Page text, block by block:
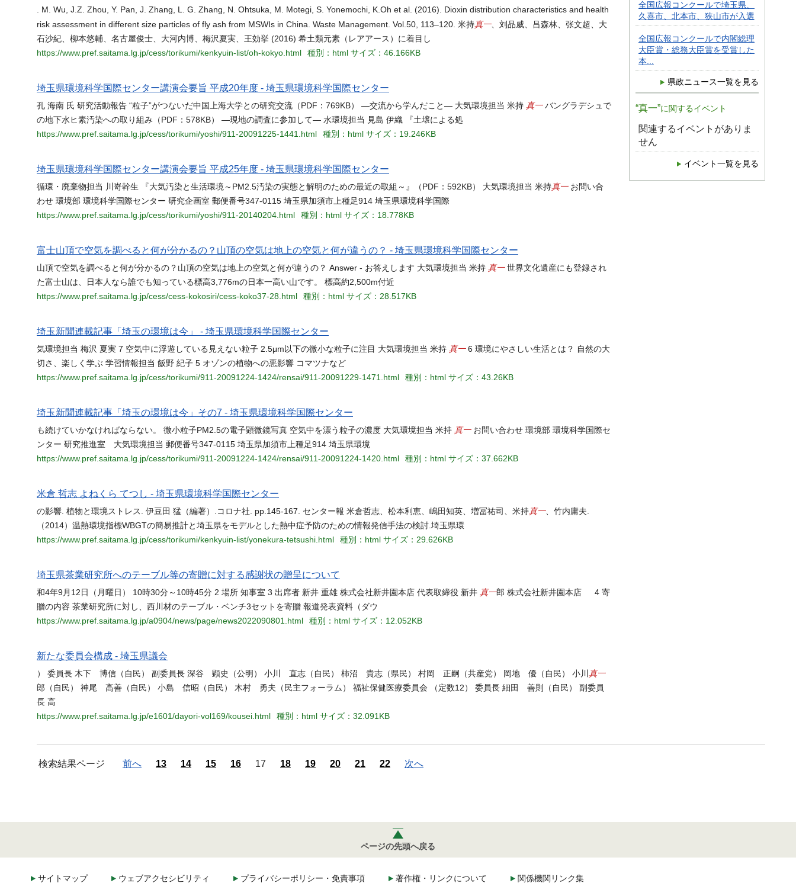
全国広報コンクールで埼玉県、
久喜市、北本市、狭山市が入選
全国広報コンクールで内閣総理
大臣賞・総務大臣賞を受賞した
本...
県政ニュース一覧を見る
“真一”に関するイベント
関連するイベントがありま
せん
イベント一覧を見る
. M. Wu, J.Z. Zhou, Y. Pan, J. Zhang, L. G. Zhang, N. Ohtsuka, M. Motegi, S. Yonemochi, K.Oh et al. (2016). Dioxin distribution characteristics and health
risk assessment in different size particles of fly ash from MSWIs in China. Waste Management. Vol.50, 113–120. 米持真一、刘品威、吕森林、张文超、大
石沙紀、柳本悠輔、名古屋俊士、大河内博、梅沢夏実、王効挙 (2016) 希土類元素（レアアース）に着目し
https://www.pref.saitama.lg.jp/cess/torikumi/kenkyuin-list/oh-kokyo.html
種別：html サイズ：46.166KB
埼玉県環境科学国際センター講演会要旨 平成20年度 - 埼玉県環境科学国際センター
孔 海南 氏 研究活動報告 “粒子”がつないだ中国上海大学との研究交流（PDF：769KB） ―交流から学んだこと― 大気環境担当 米持 真一バングラデシュで
の地下水ヒ素汚染への取り組み（PDF：578KB） ―現地の調査に参加して― 水環境担当 見島 伊織 『土壌による処
https://www.pref.saitama.lg.jp/cess/torikumi/yoshi/911-20091225-1441.html
種別：html サイズ：19.246KB
埼玉県環境科学国際センター講演会要旨 平成25年度 - 埼玉県環境科学国際センター
循環・廃棄物担当 川嵜幹生 『大気汚染と生活環境～PM2.5汚染の実態と解明のための最近の取組～』（PDF：592KB） 大気環境担当 米持真一お問い合
わせ 環境部 環境科学国際センター 研究企画室 郵便番号347-0115 埼玉県加須市上種足914 埼玉県環境科学国際
https://www.pref.saitama.lg.jp/cess/torikumi/yoshi/911-20140204.html
種別：html サイズ：18.778KB
富士山頂で空気を調べると何が分かるの？山頂の空気は地上の空気と何が違うの？ - 埼玉県環境科学国際センター
山頂で空気を調べると何が分かるの？山頂の空気は地上の空気と何が違うの？ Answer - お答えします 大気環境担当 米持 真一世界文化遺産にも登録され
た富士山は、日本人なら誰でも知っている標高3,776mの日本一高い山です。 標高約2,500m付近
https://www.pref.saitama.lg.jp/cess/cess-kokosiri/cess-koko37-28.html
種別：html サイズ：28.517KB
埼玉新聞連載記事「埼玉の環境は今」 - 埼玉県環境科学国際センター
気環境担当 梅沢 夏実 7 空気中に浮遊している見えない粒子 2.5μm以下の微小な粒子に注目 大気環境担当 米持 真一6 環境にやさしい生活とは？ 自然の大
切さ、楽しく学ぶ 学習情報担当 飯野 紀子 5 オゾンの植物への悪影響 コマツナなど
https://www.pref.saitama.lg.jp/cess/torikumi/911-20091224-1424/rensai/911-20091229-1471.html
種別：html サイズ：43.26KB
埼玉新聞連載記事「埼玉の環境は今」その7 - 埼玉県環境科学国際センター
も続けていかなければならない。 微小粒子PM2.5の電子顕微鏡写真 空気中を漂う粒子の濃度 大気環境担当 米持 真一お問い合わせ 環境部 環境科学国際セ
ンター 研究推進室 大気環境担当 郵便番号347-0115 埼玉県加須市上種足914 埼玉県環境
https://www.pref.saitama.lg.jp/cess/torikumi/911-20091224-1424/rensai/911-20091224-1420.html
種別：html サイズ：37.662KB
米倉 哲志 よねくら てつし - 埼玉県環境科学国際センター
の影響. 植物と環境ストレス. 伊豆田 猛（編著）.コロナ社. pp.145-167. センター報 米倉哲志、松本利恵、嶋田知英、増冨祐司、米持真一、竹内庸夫.
（2014）温熱環境指標WBGTの簡易推計と埼玉県をモデルとした熱中症予防のための情報発信手法の検討.埼玉県環
https://www.pref.saitama.lg.jp/cess/torikumi/kenkyuin-list/yonekura-tetsushi.html
種別：html サイズ：29.626KB
埼玉県茶業研究所へのテーブル等の寄贈に対する感謝状の贈呈について
和4年9月12日（月曜日） 10時30分～10時45分 2 場所 知事室 3 出席者 新井 重雄 株式会社新井園本店 代表取締役 新井 真一郎 株式会社新井園本店 4 寄
贈の内容 茶業研究所に対し、西川材のテーブル・ベンチ3セットを寄贈 報道発表資料（ダウ
https://www.pref.saitama.lg.jp/a0904/news/page/news2022090801.html
種別：html サイズ：12.052KB
新たな委員会構成 - 埼玉県議会
） 委員長 木下 博信（自民） 副委員長 深谷 顕史（公明） 小川 直志（自民） 柿沼 貴志（県民） 村岡 正嗣（共産党） 岡地 優（自民） 小川 真一
郎（自民） 神尾 高善（自民） 小島 信昭（自民） 木村 勇夫（民主フォーラム） 福祉保健医療委員会 （定数12） 委員長 細田 善則（自民） 副委員
長 高
https://www.pref.saitama.lg.jp/e1601/dayori-vol169/kousei.html
種別：html サイズ：32.091KB
検索結果ページ 前へ 13 14 15 16 17 18 19 20 21 22 次へ
ページの先頭へ戻る
サイトマップ ウェブアクセシビリティ プライバシーポリシー・免責事項 著作権・リンクについて 関係機関リンク集